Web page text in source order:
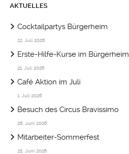
AKTUELLES
Cocktailpartys Bürgerheim
22. Juli 2026
Erste-Hilfe-Kurse im Bürgerheim
21. Juli 2026
Café Aktion im Juli
1. Juli 2026
Besuch des Circus Bravissimo
26. Juni 2026
Mitarbeiter-Sommerfest
25. Juni 2026